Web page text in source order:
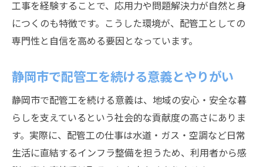
工事を経験することで、応用力や問題解決力が自然と身
につくのも特徴です。こうした環境が、配管工としての
専門性と自信を高める要因となっています。
静岡市で配管工を続ける意義とやりがい
静岡市で配管工を続ける意義は、地域の安心・安全な暮
らしを支えているという社会的な貢献度の高さにありま
す。実際に、配管工の仕事は水道・ガス・空調など日常
生活に直結するインフラ整備を担うため、利用者から感